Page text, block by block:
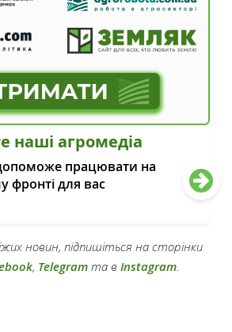
наші агромедіа
працювати на
фронті для вас
новин, підпишіться на сторінки
, Telegram та в Instagram.